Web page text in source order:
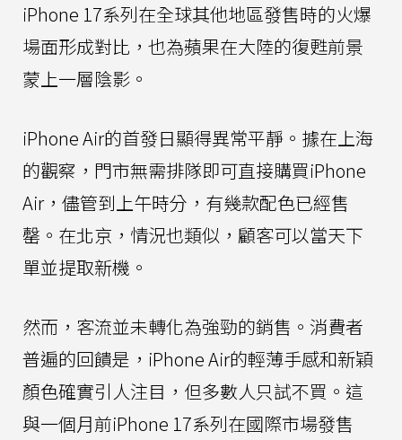
iPhone 17系列在全球其他地區發售時的火爆
場面形成對比，也為蘋果在大陸的復甦前景
蒙上一層陰影。
iPhone Air的首發日顯得異常平靜。據在上海
的觀察，門市無需排隊即可直接購買iPhone
Air，儘管到上午時分，有幾款配色已經售
罄。在北京，情況也類似，顧客可以當天下
單並提取新機。
然而，客流並未轉化為強勁的銷售。消費者
普遍的回饋是，iPhone Air的輕薄手感和新穎
顏色確實引人注目，但多數人只試不買。這
與一個月前iPhone 17系列在國際市場發售